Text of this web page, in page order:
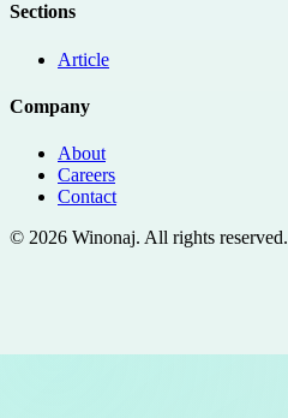
Sections
Article
Company
About
Careers
Contact
© 2026 Winonaj. All rights reserved.